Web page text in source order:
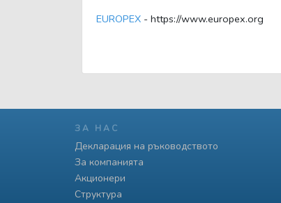
EUROPEX - https://www.europex.org
ЗА НАС
Декларация на ръководството
За компанията
Акционери
Структура